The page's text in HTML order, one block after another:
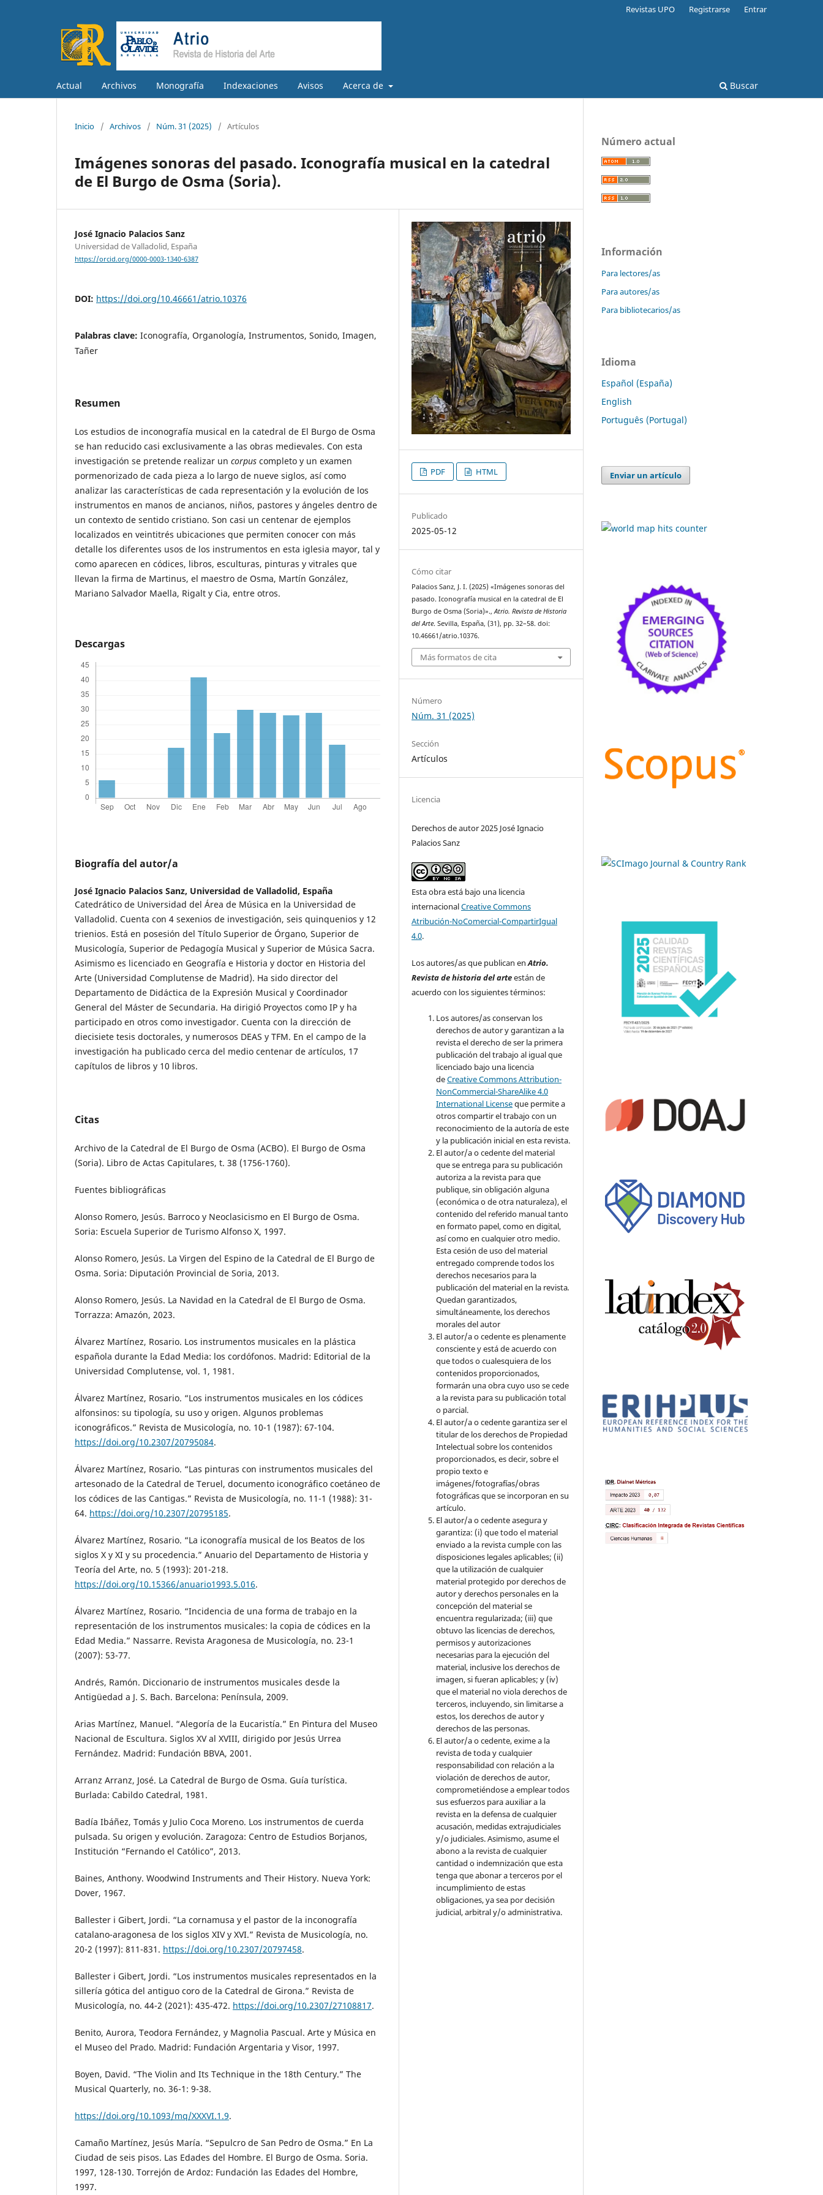
Actual Archivos Monografía Indexaciones Avisos Acerca de Buscar
Revistas UPO Registrarse Entrar
Inicio / Archivos / Núm. 31 (2025) / Artículos
Imágenes sonoras del pasado. Iconografía musical en la catedral
de El Burgo de Osma (Soria).
José Ignacio Palacios Sanz
Universidad de Valladolid, España
https://orcid.org/0000-0003-1340-6387
DOI: https://doi.org/10.46661/atrio.10376
Palabras clave: Iconografía, Organología, Instrumentos, Sonido, Imagen,
Tañer
Resumen
Los estudios de inconografía musical en la catedral de El Burgo de Osma
se han reducido casi exclusivamente a las obras medievales. Con esta
investigación se pretende realizar un corpus completo y un examen
pormenorizado de cada pieza a lo largo de nueve siglos, así como
analizar las características de cada representación y la evolución de los
instrumentos en manos de ancianos, niños, pastores y ángeles dentro de
un contexto de sentido cristiano. Son casi un centenar de ejemplos
localizados en veintitrés ubicaciones que permiten conocer con más
detalle los diferentes usos de los instrumentos en esta iglesia mayor, tal y
como aparecen en códices, libros, esculturas, pinturas y vitrales que
llevan la firma de Martinus, el maestro de Osma, Martín González,
Mariano Salvador Maella, Rigalt y Cia, entre otros.
Descargas
Biografía del autor/a
José Ignacio Palacios Sanz, Universidad de Valladolid, España
Catedrático de Universidad del Área de Música en la Universidad de
Valladolid. Cuenta con 4 sexenios de investigación, seis quinquenios y 12
trienios. Está en posesión del Título Superior de Órgano, Superior de
Musicología, Superior de Pedagogía Musical y Superior de Música Sacra.
Asimismo es licenciado en Geografía e Historia y doctor en Historia del
Arte (Universidad Complutense de Madrid). Ha sido director del
Departamento de Didáctica de la Expresión Musical y Coordinador
General del Máster de Secundaria. Ha dirigió Proyectos como IP y ha
participado en otros como investigador. Cuenta con la dirección de
diecisiete tesis doctorales, y numerosos DEAS y TFM. En el campo de la
investigación ha publicado cerca del medio centenar de artículos, 17
capítulos de libros y 10 libros.
Citas
Archivo de la Catedral de El Burgo de Osma (ACBO). El Burgo de Osma
(Soria). Libro de Actas Capitulares, t. 38 (1756-1760).
Fuentes bibliográficas
Alonso Romero, Jesús. Barroco y Neoclasicismo en El Burgo de Osma.
Soria: Escuela Superior de Turismo Alfonso X, 1997.
Alonso Romero, Jesús. La Virgen del Espino de la Catedral de El Burgo de
Osma. Soria: Diputación Provincial de Soria, 2013.
Alonso Romero, Jesús. La Navidad en la Catedral de El Burgo de Osma.
Torrazza: Amazón, 2023.
Álvarez Martínez, Rosario. Los instrumentos musicales en la plástica
española durante la Edad Media: los cordófonos. Madrid: Editorial de la
Universidad Complutense, vol. 1, 1981.
Álvarez Martínez, Rosario. “Los instrumentos musicales en los códices
alfonsinos: su tipología, su uso y origen. Algunos problemas
iconográficos.” Revista de Musicología, no. 10-1 (1987): 67-104.
https://doi.org/10.2307/20795084.
Álvarez Martínez, Rosario. “Las pinturas con instrumentos musicales del
artesonado de la Catedral de Teruel, documento iconográfico coetáneo de
los códices de las Cantigas.” Revista de Musicología, no. 11-1 (1988): 31-
64. https://doi.org/10.2307/20795185.
Álvarez Martínez, Rosario. “La iconografía musical de los Beatos de los
siglos X y XI y su procedencia.” Anuario del Departamento de Historia y
Teoría del Arte, no. 5 (1993): 201-218.
https://doi.org/10.15366/anuario1993.5.016.
Álvarez Martínez, Rosario. “Incidencia de una forma de trabajo en la
representación de los instrumentos musicales: la copia de códices en la
Edad Media.” Nassarre. Revista Aragonesa de Musicología, no. 23-1
(2007): 53-77.
Andrés, Ramón. Diccionario de instrumentos musicales desde la
Antigüedad a J. S. Bach. Barcelona: Península, 2009.
Arias Martínez, Manuel. “Alegoría de la Eucaristía.” En Pintura del Museo
Nacional de Escultura. Siglos XV al XVIII, dirigido por Jesús Urrea
Fernández. Madrid: Fundación BBVA, 2001.
Arranz Arranz, José. La Catedral de Burgo de Osma. Guía turística.
Burlada: Cabildo Catedral, 1981.
Badía Ibáñez, Tomás y Julio Coca Moreno. Los instrumentos de cuerda
pulsada. Su origen y evolución. Zaragoza: Centro de Estudios Borjanos,
Institución “Fernando el Católico”, 2013.
Baines, Anthony. Woodwind Instruments and Their History. Nueva York:
Dover, 1967.
Ballester i Gibert, Jordi. “La cornamusa y el pastor de la inconografía
catalano-aragonesa de los siglos XIV y XVI.” Revista de Musicología, no.
20-2 (1997): 811-831. https://doi.org/10.2307/20797458.
Ballester i Gibert, Jordi. “Los instrumentos musicales representados en la
sillería gótica del antiguo coro de la Catedral de Girona.” Revista de
Musicología, no. 44-2 (2021): 435-472. https://doi.org/10.2307/27108817.
Benito, Aurora, Teodora Fernández, y Magnolia Pascual. Arte y Música en
el Museo del Prado. Madrid: Fundación Argentaria y Visor, 1997.
Boyen, David. “The Violin and Its Technique in the 18th Century.” The
Musical Quarterly, no. 36-1: 9-38.
https://doi.org/10.1093/mq/XXXVI.1.9.
Camaño Martínez, Jesús María. “Sepulcro de San Pedro de Osma.” En La
Ciudad de seis pisos. Las Edades del Hombre. El Burgo de Osma. Soria.
1997, 128-130. Torrejón de Ardoz: Fundación las Edades del Hombre,
1997.
PDF HTML
Publicado
2025-05-12
Cómo citar
Palacios Sanz, J. I. (2025) «Imágenes sonoras del
pasado. Iconografía musical en la catedral de El
Burgo de Osma (Soria)».,Atrio. Revista de Historia
del Arte. Sevilla, España, (31), pp. 32–58. doi:
10.46661/atrio.10376.
Más formatos de cita
Número
Núm. 31 (2025)
Sección
Artículos
Licencia
Derechos de autor 2025 José Ignacio
Palacios Sanz
Esta obra está bajo una licencia
internacionalCreative Commons
Atribución-NoComercial-CompartirIgual
4.0.
Los autores/as que publican enAtrio.
Revista de historia del arteestán de
acuerdo con los siguientes términos:
Los autores/as conservan los
derechos de autor y garantizan a la
revista el derecho de ser la primera
publicación del trabajo al igual que
licenciado bajo una licencia
deCreative Commons Attribution-
NonCommercial-ShareAlike 4.0
International Licenseque permite a
otros compartir el trabajo con un
reconocimiento de la autoría de este
y la publicación inicial en esta revista.
El autor/a o cedente del material
que se entrega para su publicación
autoriza a la revista para que
publique, sin obligación alguna
(económica o de otra naturaleza), el
contenido del referido manual tanto
en formato papel, como en digital,
así como en cualquier otro medio.
Esta cesión de uso del material
entregado comprende todos los
derechos necesarios para la
publicación del material en la revista.
Quedan garantizados,
simultáneamente, los derechos
morales del autor
El autor/a o cedente es plenamente
consciente y está de acuerdo con
que todos o cualesquiera de los
contenidos proporcionados,
formarán una obra cuyo uso se cede
a la revista para su publicación total
o parcial.
El autor/a o cedente garantiza ser el
titular de los derechos de Propiedad
Intelectual sobre los contenidos
proporcionados, es decir, sobre el
propio texto e
imágenes/fotografías/obras
fotográficas que se incorporan en su
artículo.
El autor/a o cedente asegura y
garantiza: (i) que todo el material
enviado a la revista cumple con las
disposiciones legales aplicables; (ii)
que la utilización de cualquier
material protegido por derechos de
autor y derechos personales en la
concepción del material se
encuentra regularizada; (iii) que
obtuvo las licencias de derechos,
permisos y autorizaciones
necesarias para la ejecución del
material, inclusive los derechos de
imagen, si fueran aplicables; y (iv)
que el material no viola derechos de
terceros, incluyendo, sin limitarse a
estos, los derechos de autor y
derechos de las personas.
El autor/a o cedente, exime a la
revista de toda y cualquier
responsabilidad con relación a la
violación de derechos de autor,
comprometiéndose a emplear todos
sus esfuerzos para auxiliar a la
revista en la defensa de cualquier
acusación, medidas extrajudiciales
y/o judiciales. Asimismo, asume el
abono a la revista de cualquier
cantidad o indemnización que esta
tenga que abonar a terceros por el
incumplimiento de estas
obligaciones, ya sea por decisión
judicial, arbitral y/o administrativa.
Número actual
Información
Para lectores/as
Para autores/as
Para bibliotecarios/as
Idioma
Español (España)
English
Português (Portugal)
Enviar un artículo